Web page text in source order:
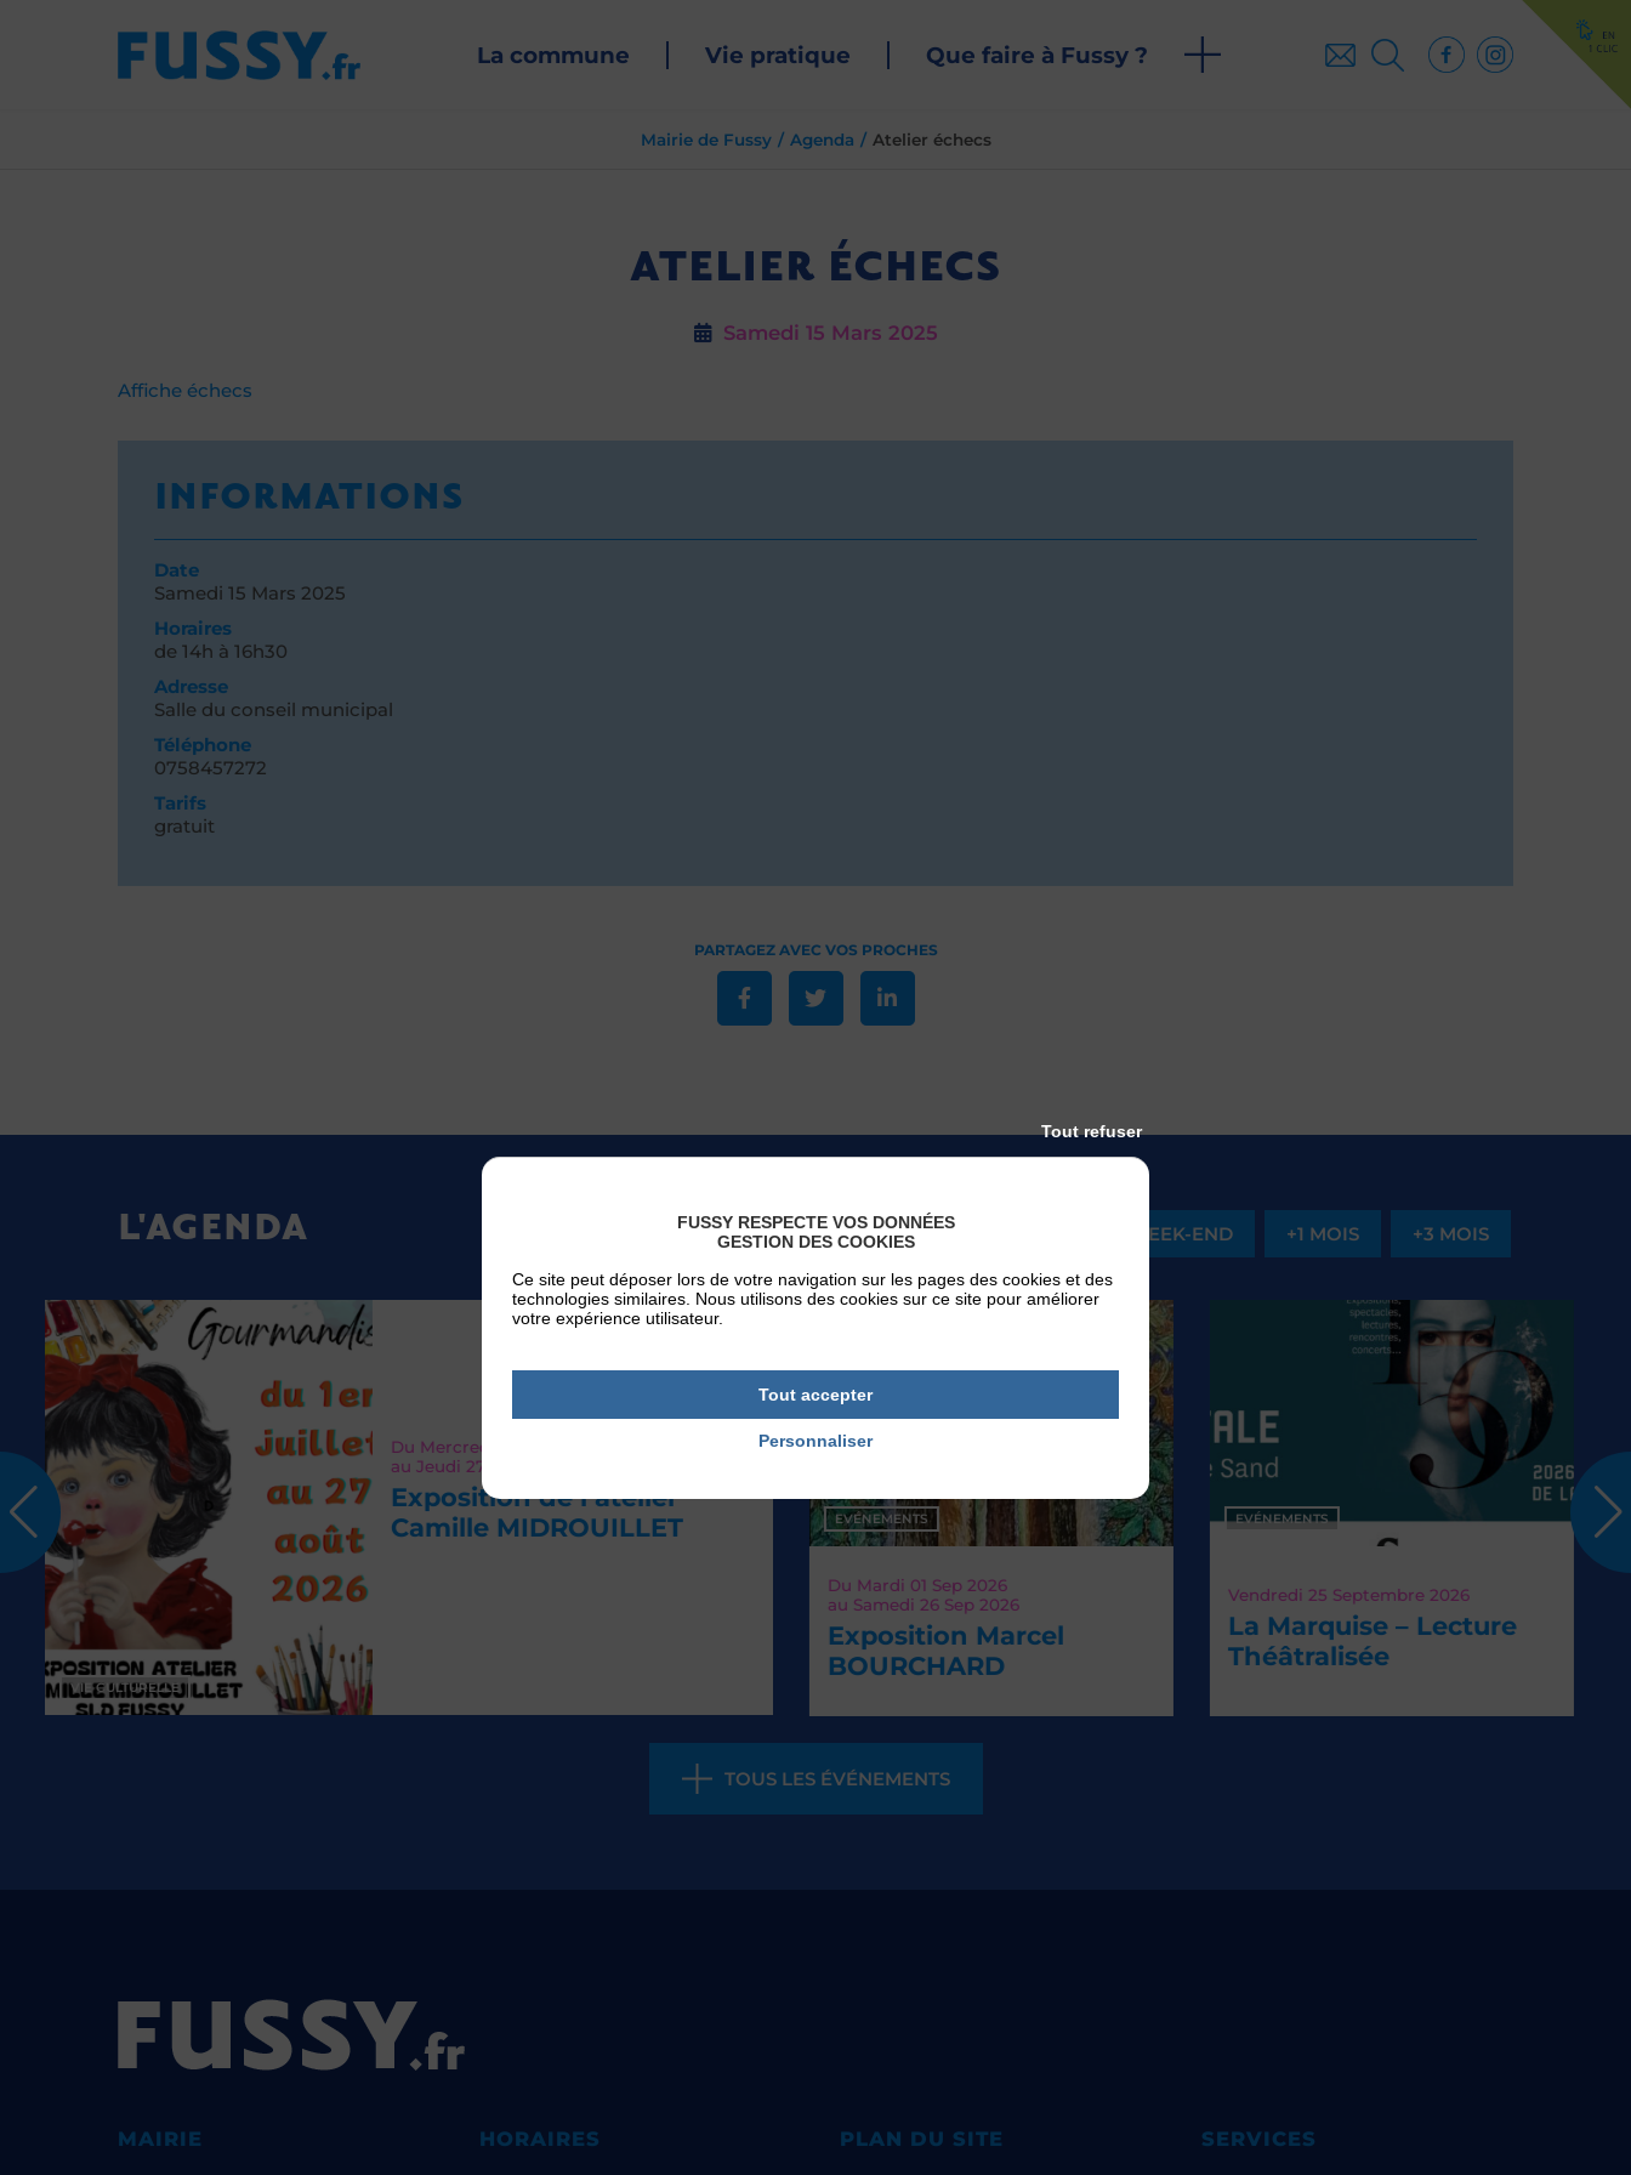
La commune Vie pratique Que faire à Fussy ?
Mairie de Fussy Agenda Atelier échecs
ATELIER ÉCHECS
Samedi 15 Mars 2025
Affiche échecs
INFORMATIONS
Date
Samedi 15 Mars 2025
Horaires
de 14h à 16h30
Adresse
Salle du conseil municipal
Téléphone
0758457272
Tarifs
gratuit
L'AGENDA AUJOURD'HUI CE WEEK-END +1 MOIS +3 MOIS
Du Mercredi 01
Juil 2026
Août 2026
Exposition de l’atelier
Camille MIDROUILLET
Sep 2026
Sep 2026
Exposition Marcel
BOURCHARD
EVÉNEMENTS
Septembre 2026
La Marquise – Lecture
Théâtralisée
TOUS LES ÉVÉNEMENTS
MAIRIE HORAIRES PLAN DU SITE SERVICES
FUSSY RESPECTE VOS DONNÉES
GESTION DES COOKIES
Ce site peut déposer lors de votre navigation sur les pages des cookies et des
technologies similaires. Nous utilisons des cookies sur ce site pour améliorer
votre expérience utilisateur.
Tout accepter
Tout refuser
Personnaliser